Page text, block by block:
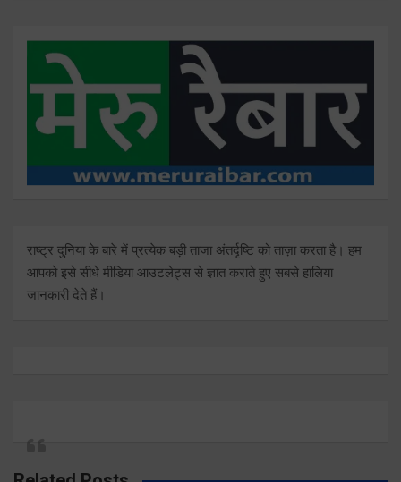
राष्ट्र दुनिया के बारे में प्रत्येक बड़ी ताजा अंतर्दृष्टि को ताज़ा करता है। हम
आपको इसे सीधे मीडिया आउटलेट्स से ज्ञात कराते हुए सबसे हालिया
जानकारी देते हैं।